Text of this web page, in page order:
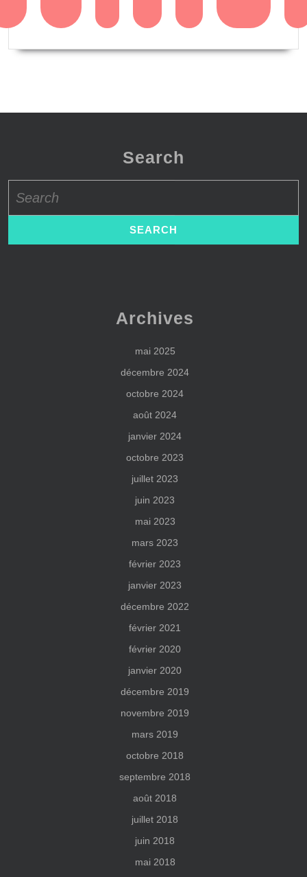
Search
for:
Archives
mai 2025
décembre 2024
octobre 2024
août 2024
janvier 2024
octobre 2023
juillet 2023
juin 2023
mai 2023
mars 2023
février 2023
janvier 2023
décembre 2022
février 2021
février 2020
janvier 2020
décembre 2019
novembre 2019
mars 2019
octobre 2018
septembre 2018
août 2018
juillet 2018
juin 2018
mai 2018